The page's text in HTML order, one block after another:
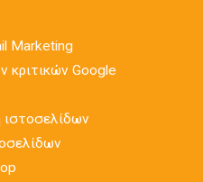
Marketing
κριτικών Google